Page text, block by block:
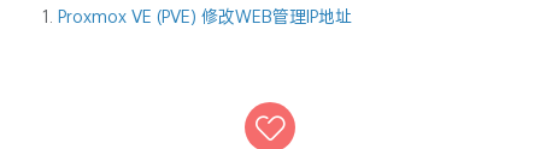
Proxmox VE (PVE) 修改WEB管理IP地址